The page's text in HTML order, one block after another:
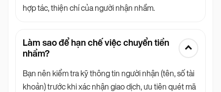
hợp tác, thiện chí của người nhận nhầm.
Làm sao để hạn chế việc chuyển tiền
nhầm?
Bạn nên kiểm tra kỹ thông tin người nhận (tên, số tài
khoản) trước khi xác nhận giao dịch, ưu tiên quét mã